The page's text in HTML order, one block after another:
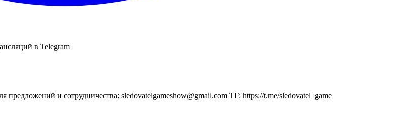
в Telegram
и сотрудничества: sledovatelgameshow@gmail.com ТГ: https://t.me/sledovatel_game